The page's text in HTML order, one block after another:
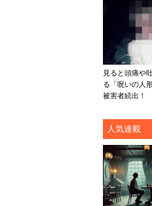
見ると頭痛や
る「呪いの人
被害者続出！
人気連載